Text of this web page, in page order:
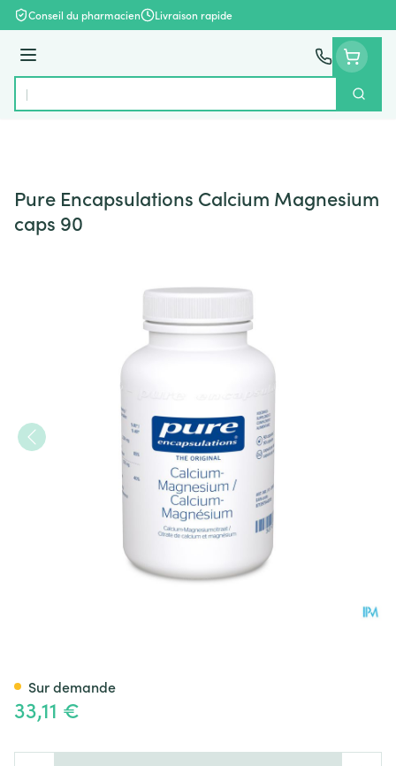
Aller au contenu
Conseil du pharmacien Livraison rapide
Menu
Rechercher
Pure Encapsulations Calcium Magnesium
caps 90
33,11 €
Sur demande